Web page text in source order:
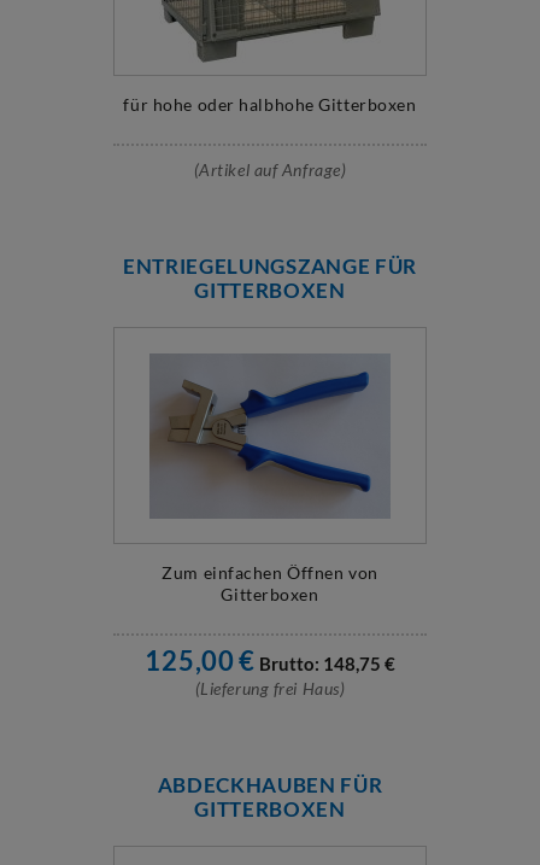
für hohe oder halbhohe Gitterboxen
(Artikel auf Anfrage)
ENTRIEGELUNGSZANGE FÜR
GITTERBOXEN
Zum einfachen Öffnen von
Gitterboxen
125,00€ Brutto: 148,75 €
(Lieferung frei Haus)
ABDECKHAUBEN FÜR
GITTERBOXEN